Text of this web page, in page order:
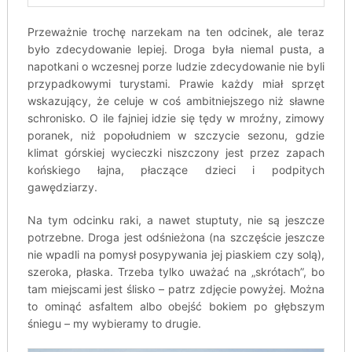
Przeważnie trochę narzekam na ten odcinek, ale teraz
było zdecydowanie lepiej. Droga była niemal pusta, a
napotkani o wczesnej porze ludzie zdecydowanie nie byli
przypadkowymi turystami. Prawie każdy miał sprzęt
wskazujący, że celuje w coś ambitniejszego niż sławne
schronisko. O ile fajniej idzie się tędy w mroźny, zimowy
poranek, niż popołudniem w szczycie sezonu, gdzie
klimat górskiej wycieczki niszczony jest przez zapach
końskiego łajna, płaczące dzieci i podpitych
gawędziarzy.
Na tym odcinku raki, a nawet stuptuty, nie są jeszcze
potrzebne. Droga jest odśnieżona (na szczęście jeszcze
nie wpadli na pomysł posypywania jej piaskiem czy solą),
szeroka, płaska. Trzeba tylko uważać na „skrótach”, bo
tam miejscami jest ślisko – patrz zdjęcie powyżej. Można
to ominąć asfaltem albo obejść bokiem po głębszym
śniegu – my wybieramy to drugie.